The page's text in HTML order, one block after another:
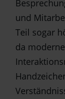
und
Teil sogar
da